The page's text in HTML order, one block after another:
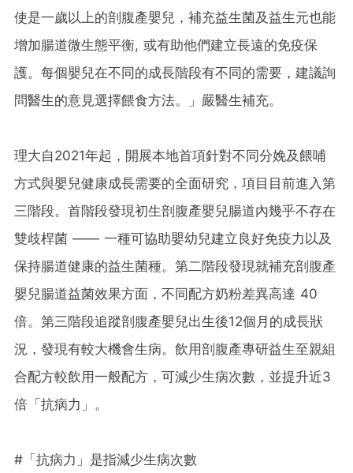
使是一歲以上的剖腹產嬰兒，補充益生菌及益生元也能
增加腸道微生態平衡, 或有助他們建立長遠的免疫保
護。每個嬰兒在不同的成長階段有不同的需要，建議詢
問醫生的意見選擇餵食方法。」嚴醫生補充。
理大自2021年起，開展本地首項針對不同分娩及餵哺
方式與嬰兒健康成長需要的全面研究，項目目前進入第
三階段。首階段發現初生剖腹產嬰兒腸道內幾乎不存在
雙歧桿菌 —— 一種可協助嬰幼兒建立良好免疫力以及
保持腸道健康的益生菌種。第二階段發現就補充剖腹產
嬰兒腸道益菌效果方面，不同配方奶粉差異高達 40
倍。第三階段追蹤剖腹產嬰兒出生後12個月的成長狀
況，發現有較大機會生病。飲用剖腹產專研益生至親組
合配方較飲用一般配方，可減少生病次數，並提升近3
倍「抗病力」。
#「抗病力」是指減少生病次數